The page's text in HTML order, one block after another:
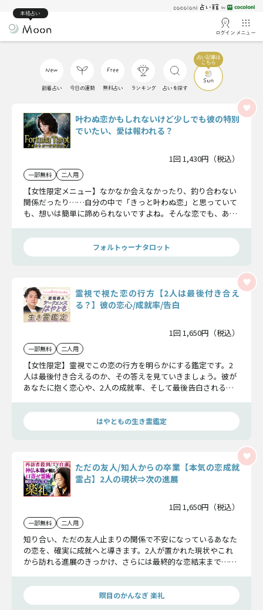
本格占い
ログイン メニュー
新着占い 今日の運勢 無料占い ランキング 占いを探す
叶わぬ恋かもしれないけど少しでも彼の特別
でいたい、愛は報われる？
1回 1,430円（税込）
一部無料 二人用
【女性限定メニュー】なかなか会えなかったり、釣り合わない
関係だったり……自分の中で「きっと叶わぬ恋」と思っていて
も、想いは簡単に諦められないですよね。そんな恋でも、あな
で愛の行方を占います。
フォルトゥーナタロット
霊視で視た恋の行方【2人は最後付き合え
る？】彼の恋心/成就率/告白
1回 1,650円（税込）
一部無料 二人用
【女性限定】霊視でこの恋の行方を明らかにする鑑定です。2
人は最後付き合えるのか、その答えを見ていきましょう。彼が
あなたに抱く恋心や、2人の成就率、そして最後告白されるか
はやともの生き霊鑑定
ただの友人/知人からの卒業【本気の恋成就
霊占】2人の現状⇒次の進展
1回 1,650円（税込）
一部無料 二人用
知り合い、ただの友人止まりの関係で不安になっているあなた
の恋を、確実に成就へと導きます。2人が置かれた現状やこれ
から訪れる進展のきっかけ、さらには最終的な恋結末まで……
瞑目のかんなぎ 楽礼